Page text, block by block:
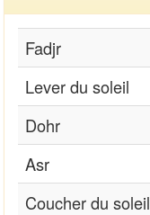
Fadjr
Lever du soleil
Dohr
Asr
Coucher du soleil